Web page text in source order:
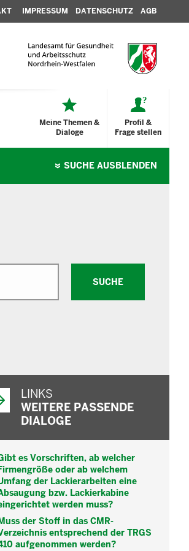
IMPRESSUM DATENSCHUTZ AGB
Profil &
Frage stellen
Meine Themen &
Dialoge
SUCHE AUSBLENDEN
SUCHE
LINKS
WEITERE PASSENDE
DIALOGE
es Vorschriften, ab welcher
oder ab welchem
der Lackierarbeiten eine
bzw. Lackierkabine
werden muss?
der Stoff in das CMR-
entsprechend der TRGS
aufgenommen werden?